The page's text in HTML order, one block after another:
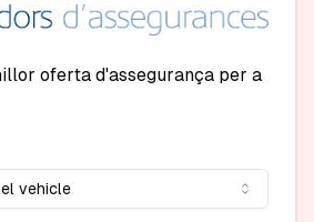
oferta d'assegurança per a
vehicle